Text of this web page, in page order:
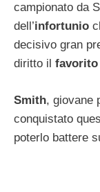
campionato da
dell’infortunio
decisivo gran
diritto il favorito
Smith, giovane
conquistato
poterlo battere